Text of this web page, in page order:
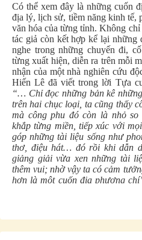
Có thể xem đây là những cuốn
địa lý, lịch sử, tiềm năng kinh tế,
văn hóa của từng tỉnh. Không
tác giả còn kết hợp kể lại những
nghe trong những chuyến đi,
từng xuất hiện, diễn ra trên mỗi
nhận của một nhà nghiên cứu
Hiến Lê đã viết trong lời Tựa
“… Chỉ đọc những bản kê
trên hai chục loại, ta cũng thấy
mà công phu đó còn là nhỏ
khắp từng miền, tiếp xúc với
góp những tài liệu sống như
thơ, điệu hát… đó rồi khi dẫn
giảng giải vừa xen những tài
thêm vui; nhờ vậy ta có cảm
hơn là một cuốn địa phương
cuốn sách cũng là một kênh tư